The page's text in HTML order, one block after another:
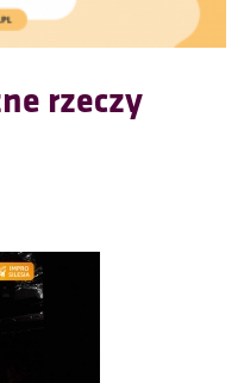
rzeczy